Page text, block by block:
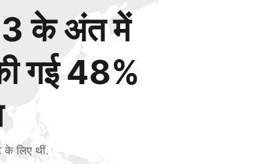
के अंत में
गई 48%
के लिए थीं.